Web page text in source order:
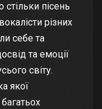
стільки пісень
різних
себе та
та емоції
світу.
якої